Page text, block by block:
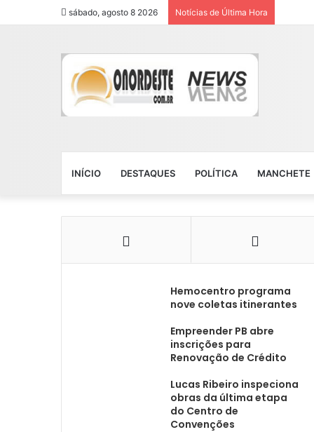
sábado, agosto 8 2026 Notícias de Última Hora
INÍCIO DESTAQUES POLÍTICA MANCHETE
Hemocentro programa
nove coletas itinerantes
Empreender PB abre
inscrições para
Renovação de Crédito
Lucas Ribeiro inspeciona
obras da última etapa
do Centro de
Convenções